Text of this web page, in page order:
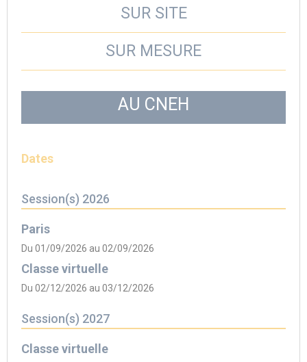
SUR SITE
SUR MESURE
AU CNEH
Dates
Session(s) 2026
Paris
Du 01/09/2026 au 02/09/2026
Classe virtuelle
Du 02/12/2026 au 03/12/2026
Session(s) 2027
Classe virtuelle